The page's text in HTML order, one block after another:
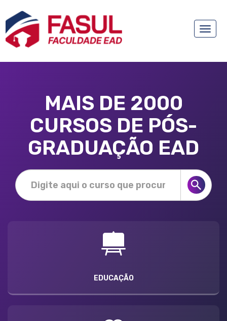
Toggle
MAIS DE 2000
CURSOS DE PÓS-
GRADUAÇÃO EAD
EDUCAÇÃO